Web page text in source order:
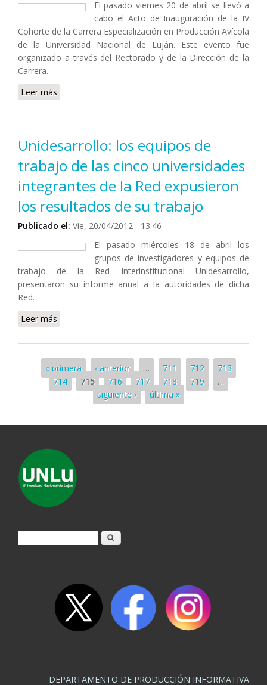
El pasado viernes 20 de abril se llevó a
cabo el Acto de Inauguración de la IV
Cohorte de la Carrera Especialización en Producción Avícola
de la Universidad Nacional de Luján. Este evento fue
organizado a través del Rectorado y de la Dirección de la
Carrera.
Leer más
Carrera
Unidesarrollo: los equipos de
trabajo de las cinco universidades
integrantes de la Red expusieron
los resultados de su trabajo
Publicado el: Vie, 20/04/2012 - 13:46
El pasado miércoles 18 de abril los
grupos de investigadores y equipos de
trabajo de la Red Interinstitucional Unidesarrollo,
presentaron su informe anual a la autoridades de dicha
Red.
Leer más
los resultados de su trabajo
Páginas« primera ‹ anterior … 711 712
713
714
715 716 717 718 719
…
siguiente ›
última »
Formulario de búsqueda
Buscar
DEPARTAMENTO DE PRODUCCIÓN INFORMATIVA